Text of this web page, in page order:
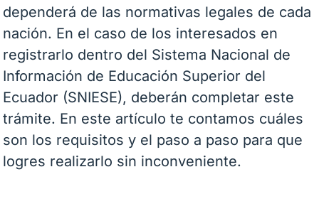
dependerá de las normativas legales de cada
nación. En el caso de los interesados en
registrarlo dentro del Sistema Nacional de
Información de Educación Superior del
Ecuador (SNIESE), deberán completar este
trámite. En este artículo te contamos cuáles
son los requisitos y el paso a paso para que
logres realizarlo sin inconveniente.